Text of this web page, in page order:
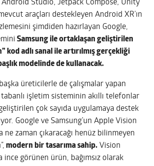
Android Studio, Jetpack Compose, Unity
araçları destekleyen Android XR’ın
şimdiden hazırlayan Google,
Samsung ile ortaklaşan geliştirilen
kod adlı sanal ile artırılmış gerçekliği
modelinde de kullanacak.
üreticilerle de çalışmalar yapan
işletim sisteminin akıllı telefonlar
çok sayıda uygulamaya destek
Google ve Samsung’un Apple Vision
ne zaman çıkaracağı henüz bilinmeyen
modern bir tasarıma sahip. Vision
ince görünen ürün, bağımsız olarak